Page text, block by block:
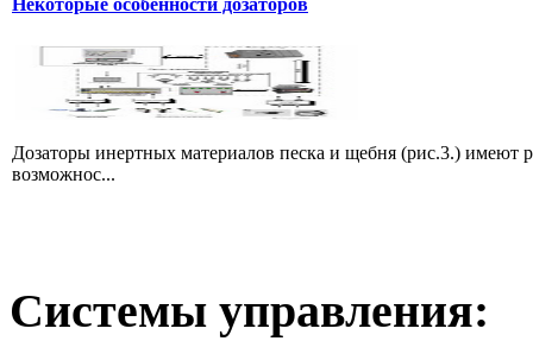
Некоторые особенности дозаторов
Дозаторы инертных материалов песка и щебня (рис.3.) имеют
возможнос...
Системы управления: